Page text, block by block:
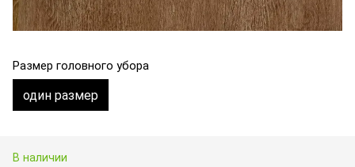
Размер головного убора
один размер
В наличии